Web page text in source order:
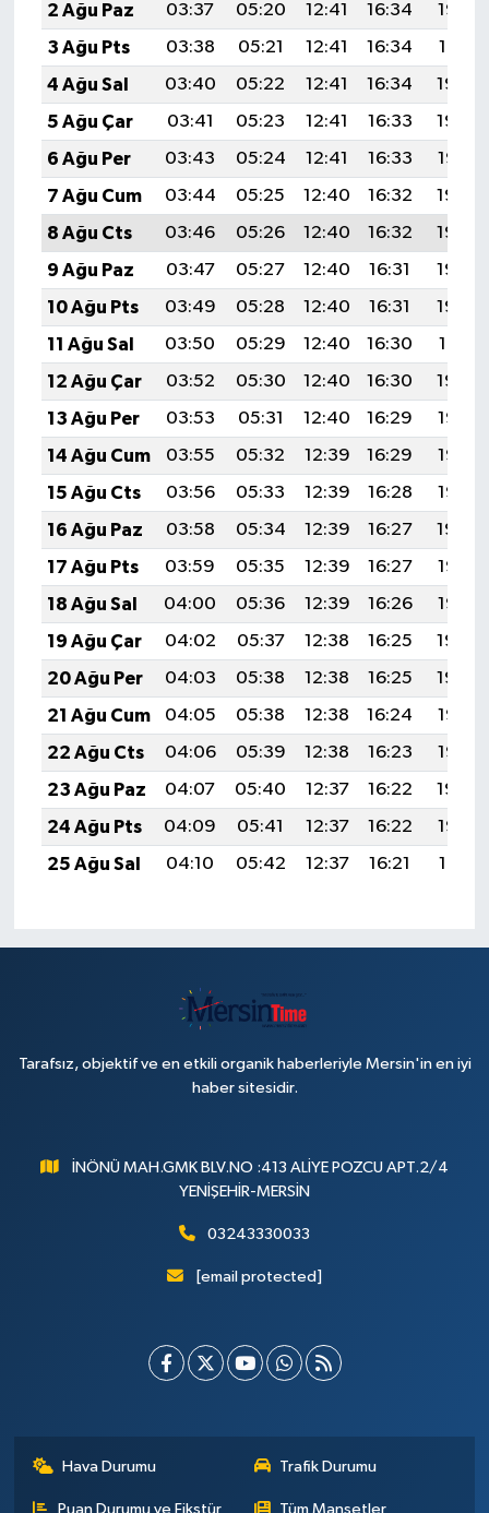
2 Ağu Paz
03:37 05:20 12:41 16:34
19:52
3 Ağu Pts
03:38 05:21 12:41 16:34
19:51
4 Ağu Sal
03:40 05:22 12:41 16:34
19:50
5 Ağu Çar
03:41 05:23 12:41 16:33
19:48
6 Ağu Per
03:43 05:24 12:41 16:33
19:47
7 Ağu Cum
03:44 05:25 12:40 16:32
19:46
8 Ağu Cts
03:46 05:26 12:40 16:32
19:45
9 Ağu Paz
03:47 05:27 12:40 16:31
19:44
10 Ağu Pts
03:49 05:28 12:40 16:31
19:42
11 Ağu Sal
03:50 05:29 12:40 16:30
19:41
12 Ağu Çar
03:52 05:30 12:40 16:30
19:40
13 Ağu Per
03:53 05:31 12:40 16:29
19:38
14 Ağu Cum
03:55 05:32 12:39 16:29
19:37
15 Ağu Cts
03:56 05:33 12:39 16:28
19:36
16 Ağu Paz
03:58 05:34 12:39 16:27
19:34
17 Ağu Pts
03:59 05:35 12:39 16:27
19:33
18 Ağu Sal
04:00 05:36 12:39 16:26
19:32
19 Ağu Çar
04:02 05:37 12:38 16:25
19:30
20 Ağu Per
04:03 05:38 12:38 16:25
19:29
21 Ağu Cum
04:05 05:38 12:38 16:24
19:27
22 Ağu Cts
04:06 05:39 12:38 16:23
19:26
23 Ağu Paz
04:07 05:40 12:37 16:22
19:24
24 Ağu Pts
04:09 05:41 12:37 16:22
19:23
25 Ağu Sal
04:10 05:42 12:37 16:21 19:21
Tarafsız, objektif ve en etkili organik haberleriyle Mersin'in en iyi
haber sitesidir.
İNÖNÜ MAH.GMK BLV.NO :413 ALİYE POZCU APT.2/4
YENİŞEHİR-MERSİN
03243330033
[email protected]
Hava Durumu Trafik Durumu
Puan Durumu ve Fikstür Tüm Manşetler